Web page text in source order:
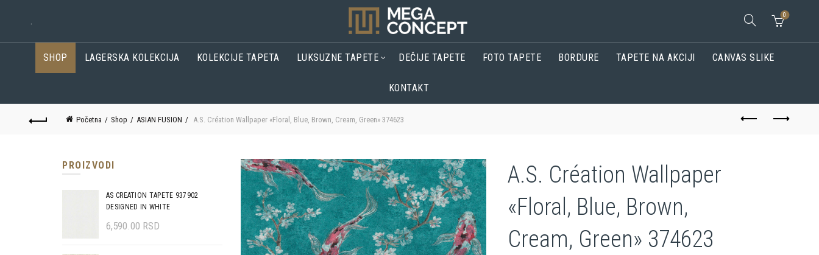
. 0
SHOP LAGERSKA KOLEKCIJA KOLEKCIJE TAPETA LUKSUZNE TAPETE DEČIJE TAPETE FOTO TAPETE BORDURE TAPETE NA AKCIJI CANVAS SLIKE
KONTAKT
Početna Shop ASIAN FUSION A.S. Création Wallpaper «Floral, Blue, Brown, Cream, Green» 374623
A.S. Création Wallpaper
«Floral, Blue, Brown,
Cream, Green» 374623
PROIZVODI
AS CREATION TAPETE 937902
DESIGNED IN WHITE
6,590.00 RSD